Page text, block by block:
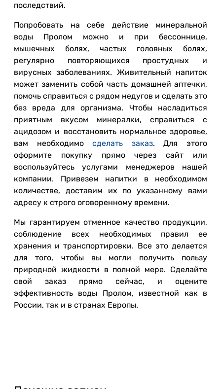
последствий.
Попробовать на себе действие минеральной
воды Пролом можно и при бессоннице,
мышечных болях, частых головных болях,
регулярно повторяющихся простудных и
вирусных заболеваниях. Живительный напиток
может заменить собой часть домашней аптечки,
помочь справиться с рядом недугов и сделать это
без вреда для организма. Чтобы насладиться
приятным вкусом минералки, справиться с
ацидозом и восстановить нормальное здоровье,
вам необходимосделать заказ. Для этого
оформите покупку прямо через сайт или
воспользуйтесь услугами менеджеров нашей
компании. Привезем напитки в необходимом
количестве, доставим их по указанному вами
адресу к строго оговоренному времени.
Мы гарантируем отменное качество продукции,
соблюдение всех необходимых правил ее
хранения и транспортировки. Все это делается
для того, чтобы вы могли получить пользу
природной жидкости в полной мере. Сделайте
свой заказ прямо сейчас, и оцените
эффективность воды Пролом, известной как в
России, так и в странах Европы.